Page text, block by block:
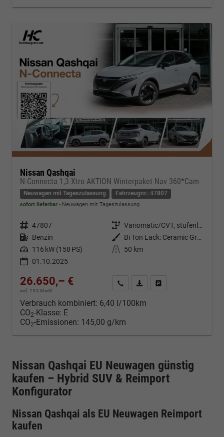
Nissan Qashqai
N-Connecta 1,3 Xtro AKTION Winterpaket Nav 360*Cam
Neuwagen mit Tageszulassung Fahrzeugnr.: 47807
sofort lieferbar Neuwagen mit Tageszulassung
Fahrzeugnr. 47807 Getriebe
Variomatic/CVT, stufenlos
Kraftstoff Benzin Außenfarbe
Bi Ton Lack: Ceramic Grey (KBY) mit Dachfarbe Black Metallic (Z11)
Leistung 116 kW (158 PS) Kilometerstand
50 km
01.10.2025
26.650,– €
incl. 19% MwSt.
Kontakt & Angebot anfordern
PDF-Datei, Fahrzeugexposé
Verbrauch kombiniert: 6,40 l/100km
CO2-Klasse: E
CO2-Emissionen: 145,00 g/km
Nissan Qashqai EU Neuwagen günstig
kaufen – Hybrid SUV & Reimport
Konfigurator
Nissan Qashqai als EU Neuwagen Reimport
kaufen